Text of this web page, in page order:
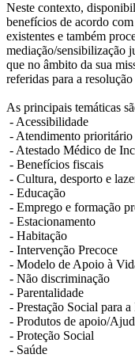
Neste contexto,
benefícios de acordo
existentes e também
mediação/sensibilização
que no âmbito da sua
referidas para a
As principais temáticas
- Acessibilidade
- Atendimento prioritário
- Atestado Médico de
- Benefícios fiscais
- Cultura, desporto e
- Educação
- Emprego e formação
- Estacionamento
- Habitação
- Intervenção Precoce
- Modelo de Apoio à
- Não discriminação
- Parentalidade
- Prestação Social para
- Produtos de apoio/
- Proteção Social
- Saúde